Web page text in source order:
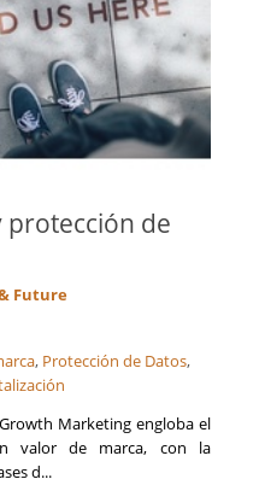
de
Future
, Protección de Datos,
Marketing engloba el
valor de marca, con la
d...